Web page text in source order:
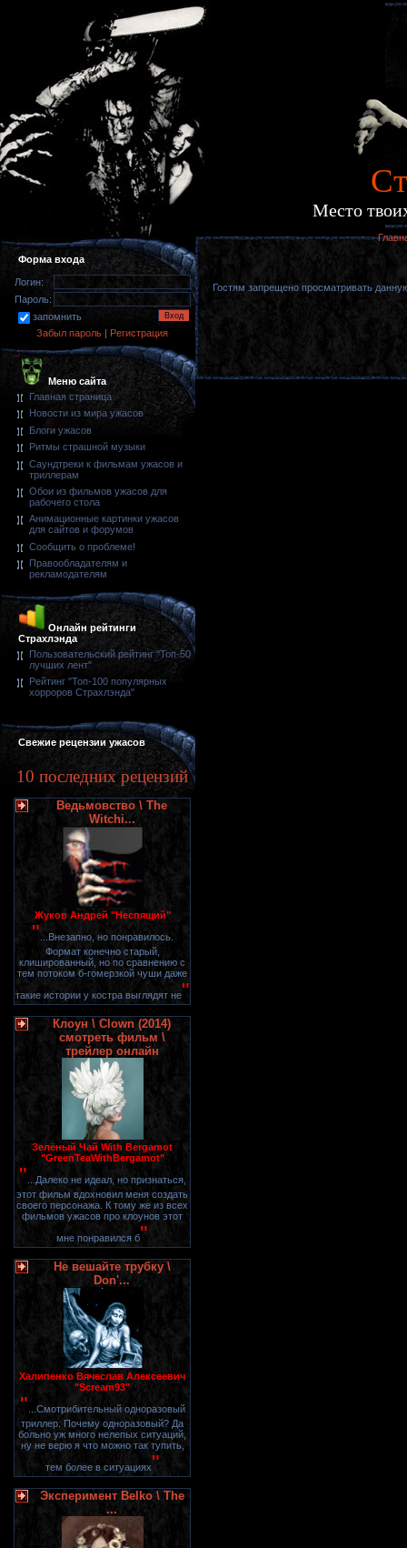
Место
Форма входа
Логин:
Пароль:
запомнить
Забыл пароль | Регистрация
Меню сайта
Главная страница
Новости из мира ужасов
Блоги ужасов
Ритмы страшной музыки
Саундтреки к фильмам ужасов и
триллерам
Обои из фильмов ужасов для
рабочего стола
Анимационные картинки ужасов
для сайтов и форумов
Сообщить о проблеме!
Правообладателям и
рекламодателям
Онлайн рейтинги
Страхлэнда
Пользовательский рейтинг "Топ-50
лучших лент"
Рейтинг "Топ-100 популярных
хорроров Страхлэнда"
Свежие рецензии ужасов
10 последних рецензий
Ведьмовство \ The
Witchi...
Жуков Андрей "Неспящий"
" ...Внезапно, но понравилось.
Формат конечно старый,
клишированный, но по сравнению с
тем потоком б-гомерзкой чуши даже
такие истории у костра выглядят не"
Клоун \ Clown (2014)
смотреть фильм \
трейлер онлайн
Зелёный Чай With Bergamot
"GreenTeaWithBergamot"
" ...Далеко не идеал, но признаться,
этот фильм вдохновил меня создать
своего персонажа. К тому же из всех
фильмов ужасов про клоунов этот
мне понравился б"
Не вешайте трубку \
Don'...
Халипенко Вячеслав Алексеевич
"Scream93"
" ...Смотрибительный одноразовый
триллер. Почему одноразовый? Да
больно уж много нелепых ситуаций,
ну не верю я что можно так тупить,
тем более в ситуациях"
Эксперимент Belko \ The
...
Гостям запрещено просматривать